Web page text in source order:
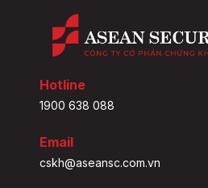
Hotline
1900 638 088
Email
cskh@aseansc.com.vn